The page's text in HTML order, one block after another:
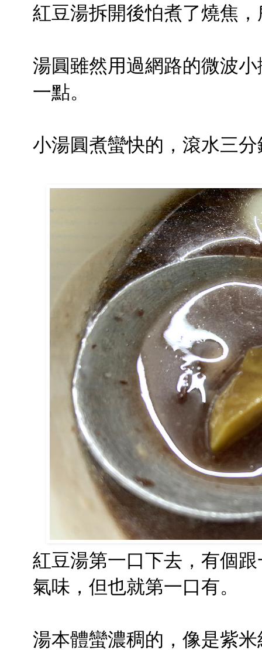
紅豆湯拆開後怕煮了燒焦
湯圓雖然用過網路的微波
一點。
小湯圓煮蠻快的，滾水三
紅豆湯第一口下去，有個
氣味，但也就第一口有。
湯本體蠻濃稠的，像是紫